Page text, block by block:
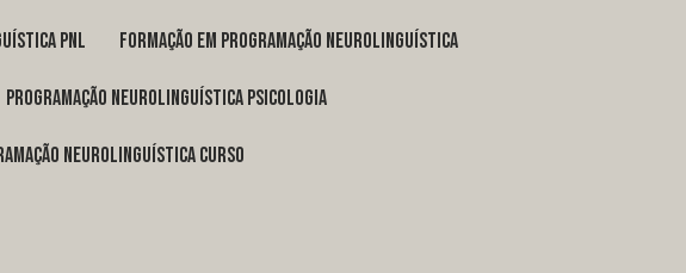
pnl formação em programação neurolinguística
programação neurolinguística psicologia
neurolinguística curso